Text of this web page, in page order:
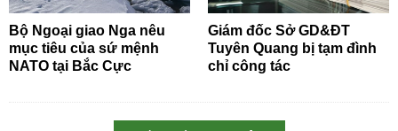
Bộ Ngoại giao Nga nêu
mục tiêu của sứ mệnh
NATO tại Bắc Cực
Giám đốc Sở GD&ĐT
Tuyên Quang bị tạm đình
chỉ công tác